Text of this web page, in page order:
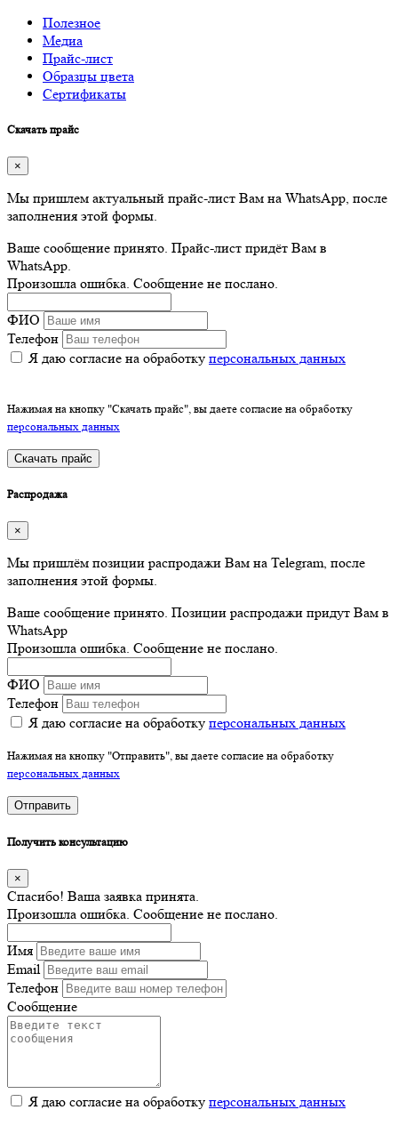
Полезное
Медиа
Прайс-лист
Образцы цвета
Сертификаты
Скачать прайс
×
Мы пришлем актуальный прайс-лист Вам на WhatsApp, после
заполнения этой формы.
Ваше сообщение принято. Прайс-лист придёт Вам в
WhatsApp.
Произошла ошибка. Сообщение не послано.
ФИО
Телефон
Я даю согласие на обработку персональных данных
Нажимая на кнопку "Скачать прайс", вы даете согласие на обработку
персональных данных
Скачать прайс
Распродажа
×
Мы пришлём позиции распродажи Вам на Telegram, после
заполнения этой формы.
Ваше сообщение принято. Позиции распродажи придут Вам в
WhatsApp
Произошла ошибка. Сообщение не послано.
ФИО
Телефон
Я даю согласие на обработку персональных данных
Нажимая на кнопку "Отправить", вы даете согласие на обработку
персональных данных
Отправить
Получить консультацию
×
Спасибо! Ваша заявка принята.
Произошла ошибка. Сообщение не послано.
Имя
Email
Телефон
Сообщение
Я даю согласие на обработку персональных данных